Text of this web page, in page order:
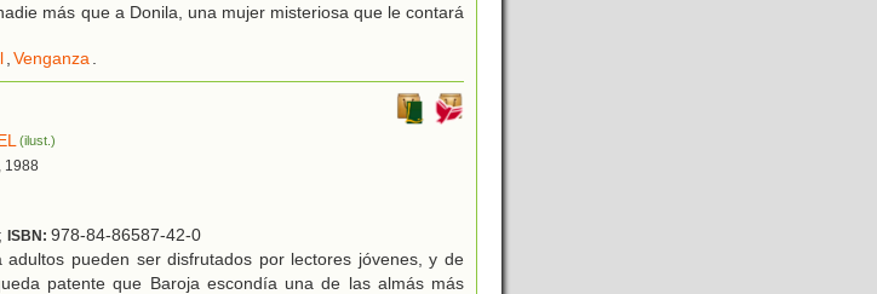
más que a Donila, una mujer misteriosa que le contará
,Venganza.
(ilust.)
1988
ISBN: 978-84-86587-42-0
adultos pueden ser disfrutados por lectores jóvenes, y de
patente que Baroja escondía una de las almás más